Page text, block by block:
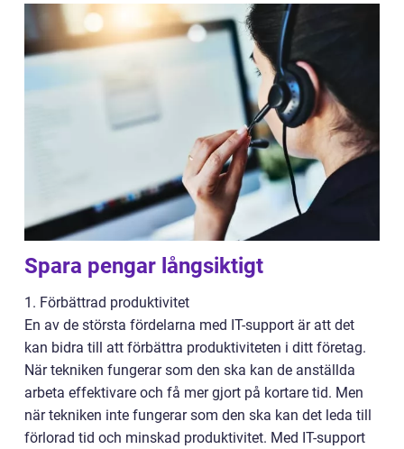
Spara pengar långsiktigt
1. Förbättrad produktivitet
En av de största fördelarna med IT-support är att det
kan bidra till att förbättra produktiviteten i ditt företag.
När tekniken fungerar som den ska kan de anställda
arbeta effektivare och få mer gjort på kortare tid. Men
när tekniken inte fungerar som den ska kan det leda till
förlorad tid och minskad produktivitet. Med IT-support